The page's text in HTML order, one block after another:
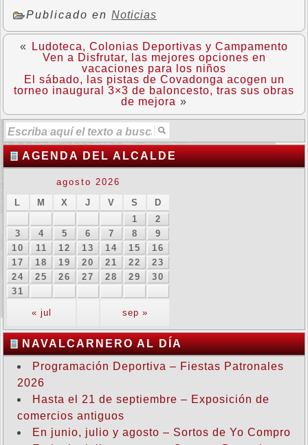
Publicado en Noticias
«
Ludoteca, Colonias Deportivas y Campamento
Ven a Disfrutar, las mejores opciones en
vacaciones para los niños
El sábado, las pistas de Covadonga acogen un
torneo inaugural 3×3 de baloncesto, tras sus obras
de mejora »
AGENDA DEL ALCALDE
agosto 2026
L
M X J V S D
« jul sep »
1
2
3
4 5 6 7 8
9
10
11 12 13 14 15
16
17
18 19 20 21 22
23
24
25 26 27 28 29
30
31
NAVALCARNERO AL DÍA
Programación Deportiva – Fiestas Patronales
2026
Hasta el 21 de septiembre – Exposición de
comercios antiguos
En junio, julio y agosto – Sortos de Yo Compro